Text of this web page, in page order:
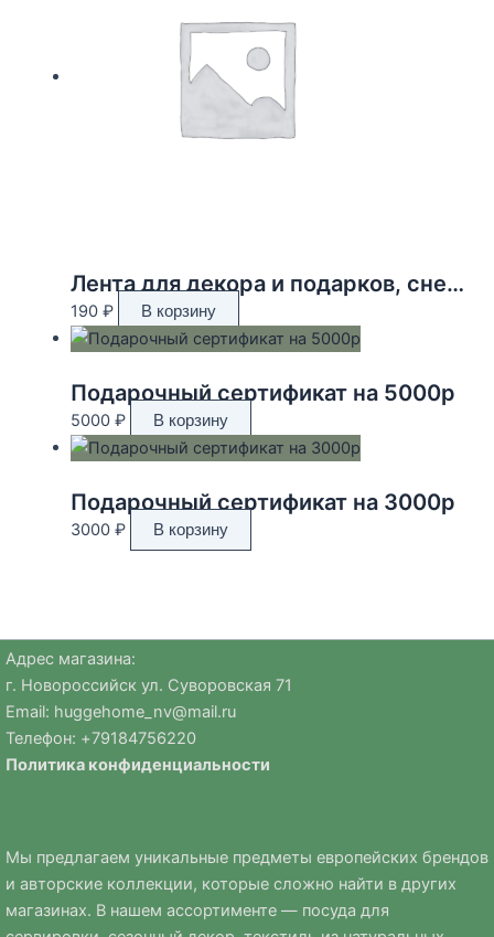
Лента для декора и подарков, снежинки, 2 см х 45 м
190 ₽ В корзину
Подарочный сертификат на 5000р
5000 ₽ В корзину
Подарочный сертификат на 3000р
3000 ₽ В корзину
Адрес магазина:
г. Новороссийск ул. Суворовская 71
Email: huggehome_nv@mail.ru
Телефон: +79184756220
Политика конфиденциальности
Мы предлагаем уникальные предметы европейских брендов
и авторские коллекции, которые сложно найти в других
магазинах. В нашем ассортименте — посуда для